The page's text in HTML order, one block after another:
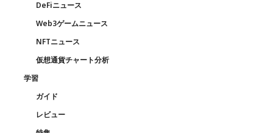
DeFiニュース
Web3ゲームニュース
NFTニュース
仮想通貨チャート分析
学習
ガイド
レビュー